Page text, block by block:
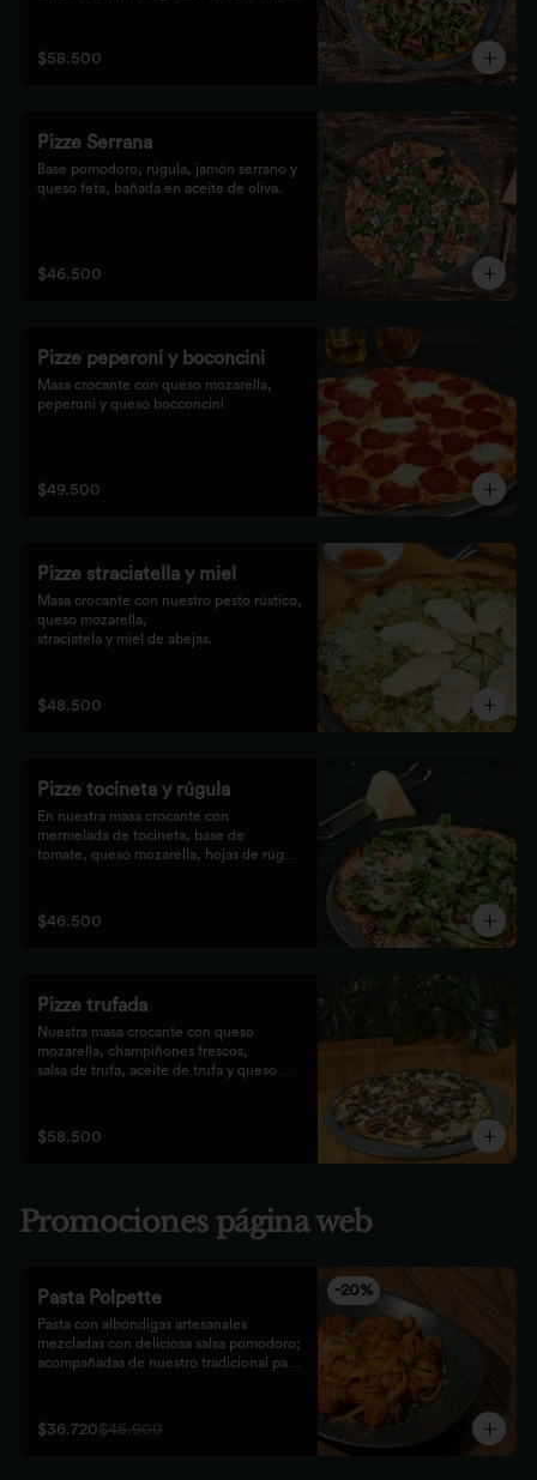
$58.500
Pizze Serrana
Base pomodoro, rúgula, jamón serrano y
queso feta, bañada en aceite de oliva.
$46.500
Pizze peperoni y boconcini
Masa crocante con queso mozarella,
peperoni y queso bocconcini
$49.500
Pizze straciatella y miel
Masa crocante con nuestro pesto rústico,
queso mozarella,
straciatela y miel de abejas.
$48.500
Pizze tocineta y rúgula
En nuestra masa crocante con
mermelada de tocineta, base de
tomate, queso mozarella, hojas de rúgula
$46.500
Pizze trufada
Nuestra masa crocante con queso
mozarella, champiñones frescos,
salsa de trufa, aceite de trufa y queso
$58.500
Promociones página web
-20%
Pasta Polpette
Pasta con albóndigas artesanales
mezcladas con deliciosa salsa pomodoro;
acompañadas de nuestro tradicional pan
$36.720$45.900